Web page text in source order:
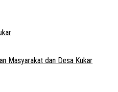
Masyarakat dan Desa Kukar